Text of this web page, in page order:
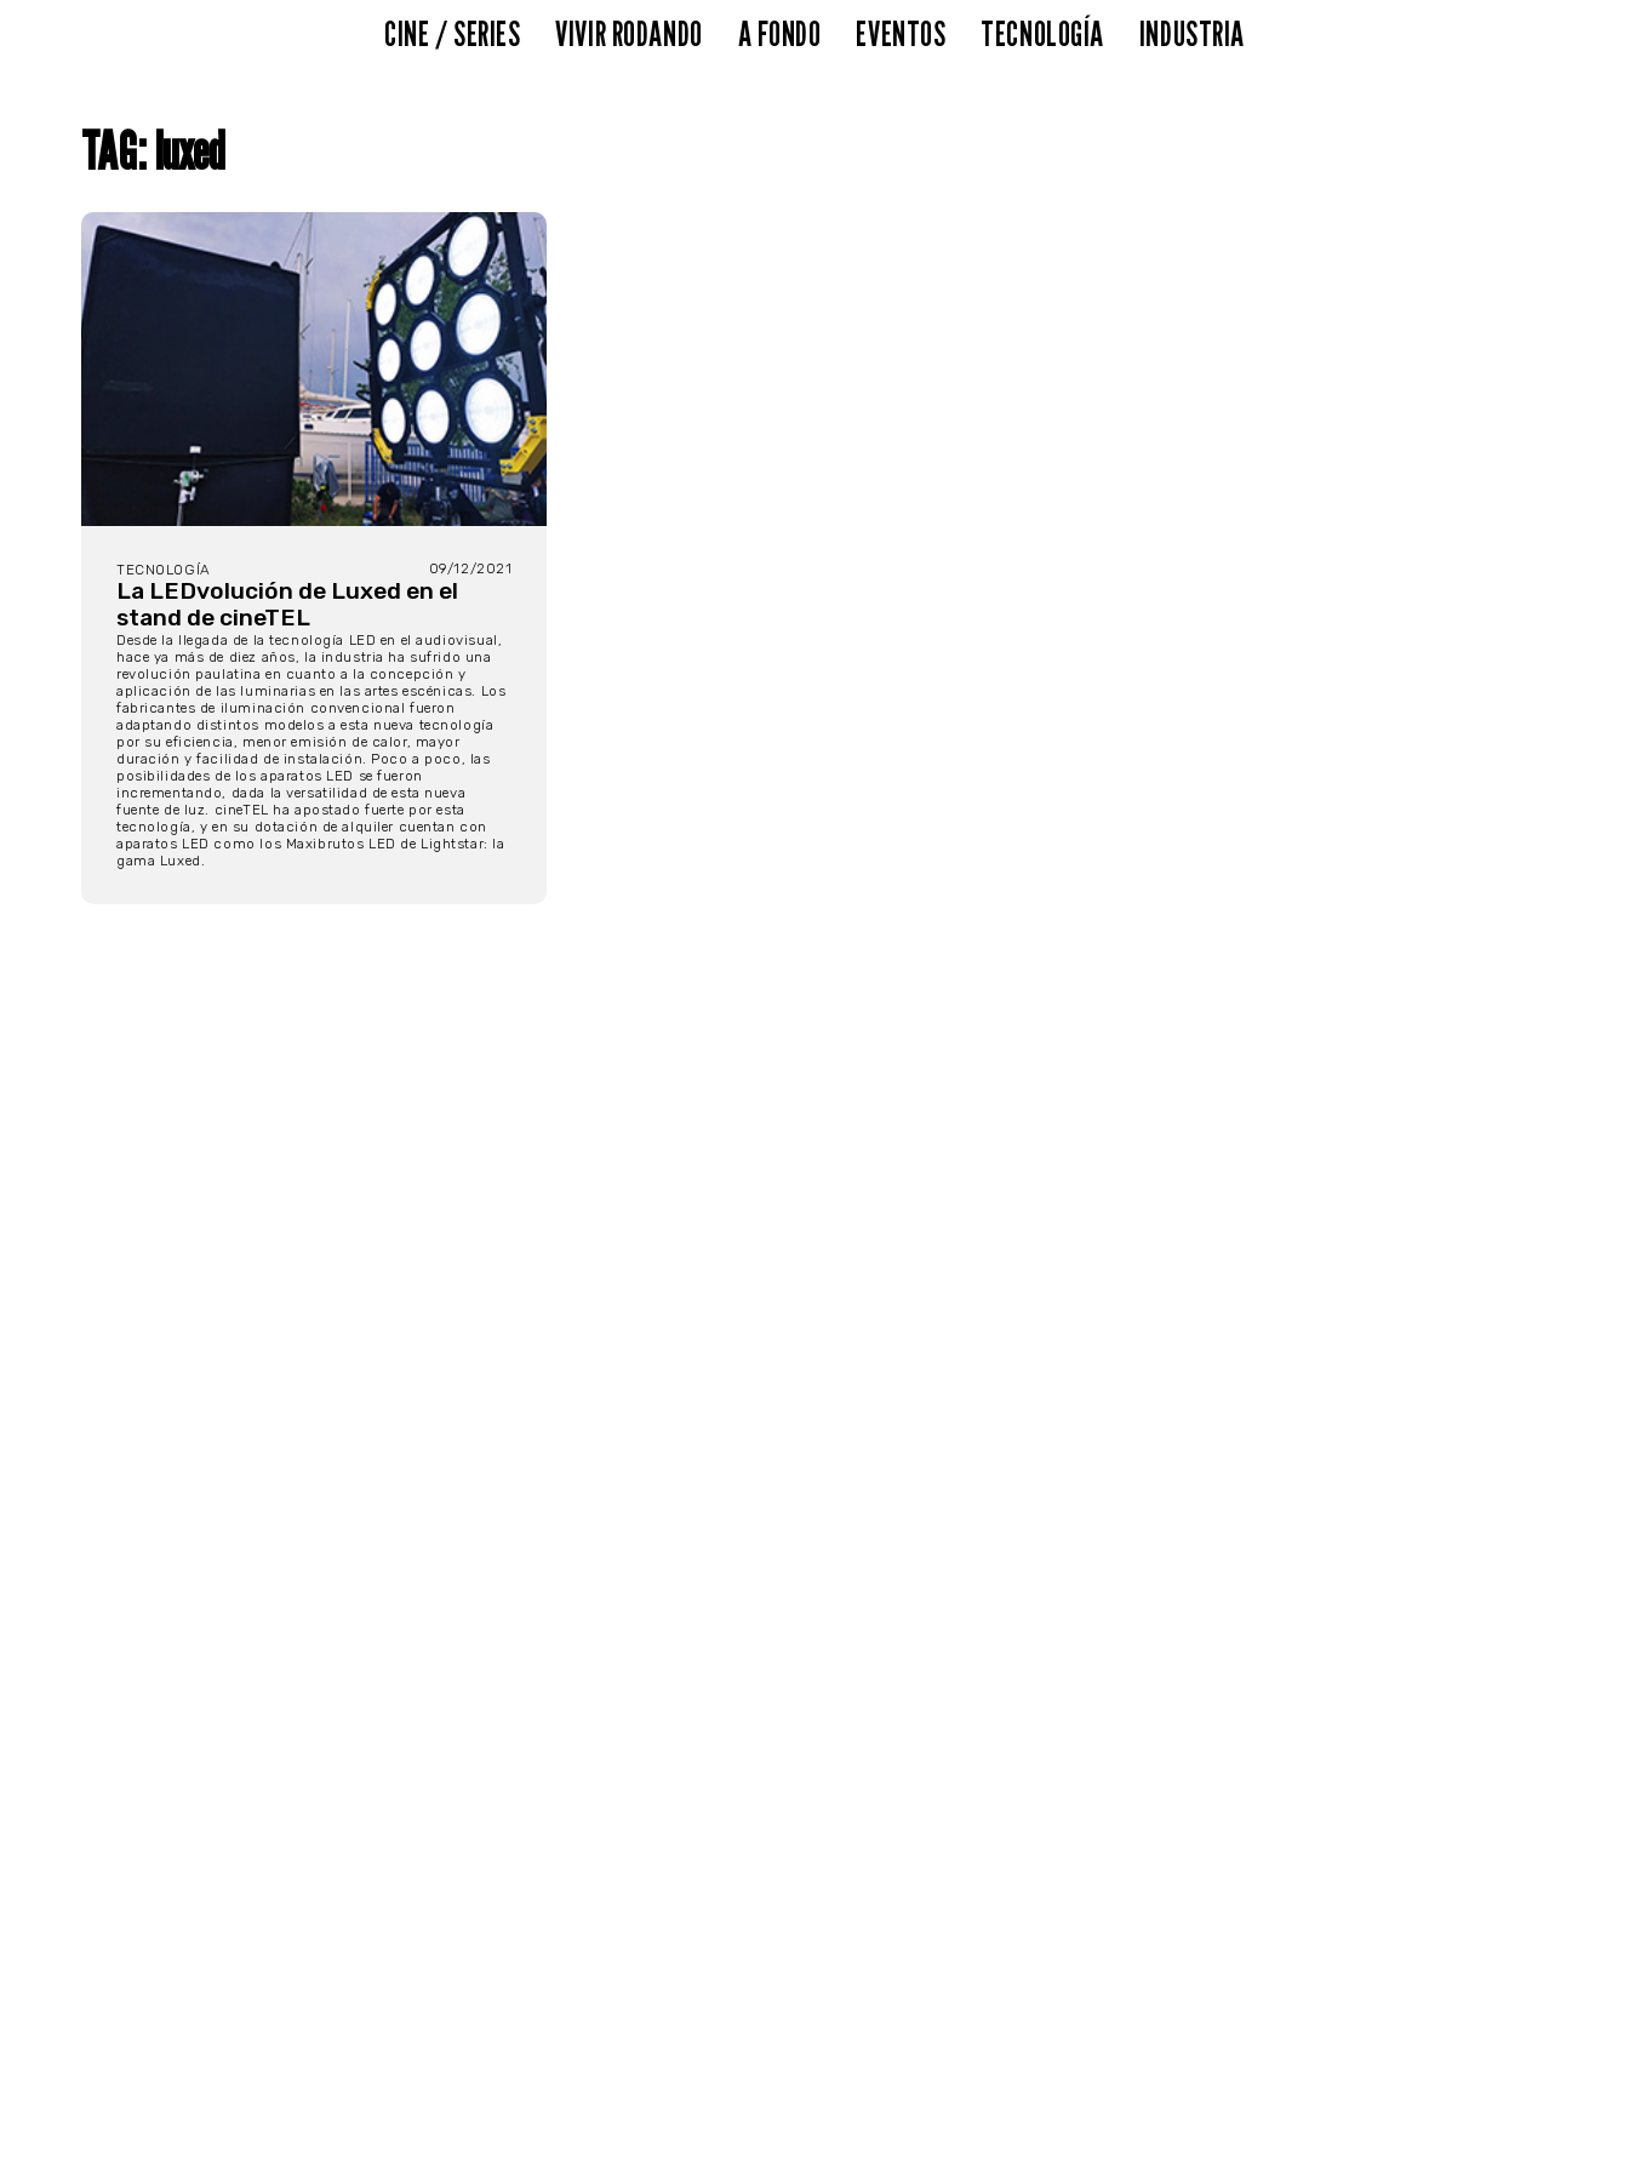
CINE / SERIES VIVIR RODANDO A FONDO EVENTOS TECNOLOGÍA INDUSTRIA
TAG: luxed
TECNOLOGÍA 09/12/2021
La LEDvolución de Luxed en el
stand de cineTEL
Desde la llegada de la tecnología LED en el audiovisual,
hace ya más de diez años, la industria ha sufrido una
revolución paulatina en cuanto a la concepción y
aplicación de las luminarias en las artes escénicas. Los
fabricantes de iluminación convencional fueron
adaptando distintos modelos a esta nueva tecnología
por su eficiencia, menor emisión de calor, mayor
duración y facilidad de instalación. Poco a poco, las
posibilidades de los aparatos LED se fueron
incrementando, dada la versatilidad de esta nueva
fuente de luz. cineTEL ha apostado fuerte por esta
tecnología, y en su dotación de alquiler cuentan con
aparatos LED como los Maxibrutos LED de Lightstar: la
gama Luxed.